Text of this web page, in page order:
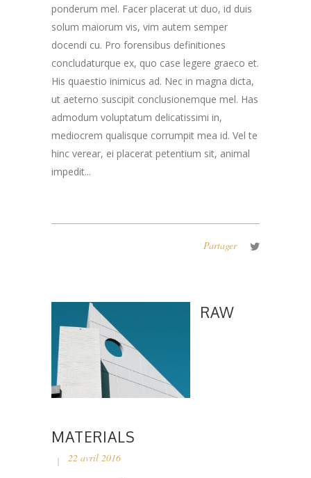
ponderum mel. Facer placerat ut duo, id duis
solum maiorum vis, vim autem semper
docendi cu. Pro forensibus definitiones
concludaturque ex, quo case legere graeco et.
His quaestio inimicus ad. Nec in magna dicta,
ut aeterno suscipit conclusionemque mel. Has
admodum voluptatum delicatissimi in,
mediocrem qualisque corrumpit mea id. Vel te
hinc verear, ei placerat petentium sit, animal
impedit...
Partager
RAW
MATERIALS
22 avril 2016